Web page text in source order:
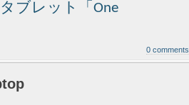
ブレット「One
0 comments